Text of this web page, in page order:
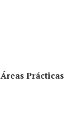
Áreas Prácticas